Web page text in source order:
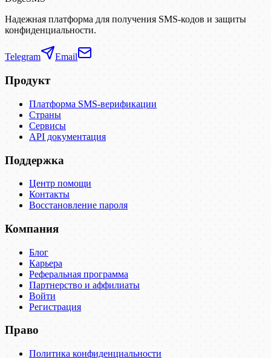
Надежная платформа для получения SMS-кодов и защиты
конфиденциальности.
Telegram Email
Продукт
Платформа SMS-верификации
Страны
Сервисы
API документация
Поддержка
Центр помощи
Контакты
Восстановление пароля
Компания
Блог
Карьера
Реферальная программа
Партнерство и аффилиаты
Войти
Регистрация
Право
Политика конфиденциальности